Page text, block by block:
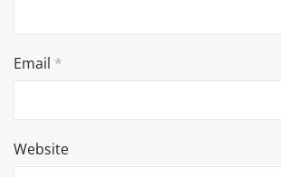
Email *
Website